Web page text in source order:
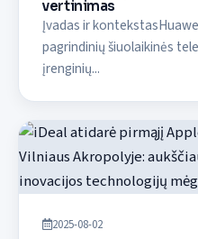
vertinimas
Įvadas ir
pagrindinių šiuolaikinės
įrenginių...
2025-08-02